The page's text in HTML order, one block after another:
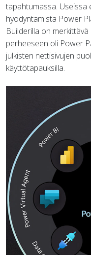
tapahtumassa. Useissa
hyödyntämistä Power
Builderilla on
perheeseen oli Power
julkisten nettisivujen
käyttötapauksilla.